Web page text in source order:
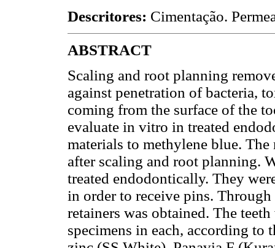
Descritores: Cimentação.
ABSTRACT
Scaling and root planning
against penetration of bacteria,
coming from the surface of the
evaluate in vitro in treated
materials to methylene blue.
after scaling and root planning.
treated endodontically. They
in order to receive pins.
retainers was obtained. The
specimens in each, according to